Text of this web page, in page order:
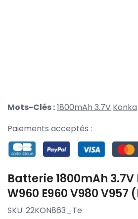
Mots-Clés :1800mAh 3.7V Konka
Paiements acceptés :
Batterie 1800mAh 3.7V
W960 E960 V980 V957
SKU: 22KON863_Te